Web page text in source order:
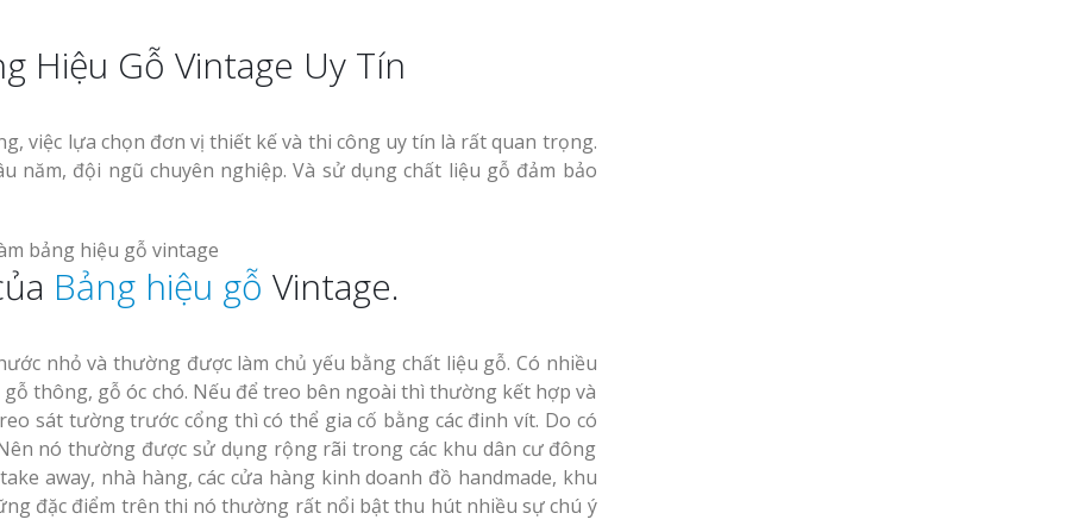
Hiệu Gỗ Vintage Uy Tín
việc lựa chọn đơn vị thiết kế và thi công uy tín là rất quan trọng.
năm, đội ngũ chuyên nghiệp. Và sử dụng chất liệu gỗ đảm bảo
Bảng hiệu gỗ Vintage.
nhỏ và thường được làm chủ yếu bằng chất liệu gỗ. Có nhiều
thông, gỗ óc chó. Nếu để treo bên ngoài thì thường kết hợp và
sát tường trước cổng thì có thể gia cố bằng các đinh vít. Do có
nó thường được sử dụng rộng rãi trong các khu dân cư đông
away, nhà hàng, các cửa hàng kinh doanh đồ handmade, khu
đặc điểm trên thi nó thường rất nổi bật thu hút nhiều sự chú ý